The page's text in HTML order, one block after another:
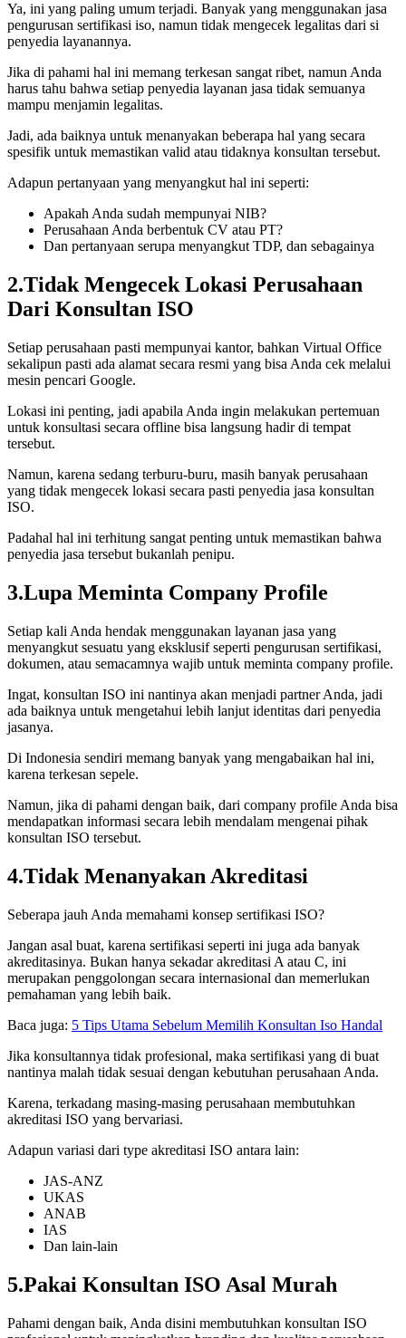
Ya, ini yang paling umum terjadi. Banyak yang menggunakan jasa
pengurusan sertifikasi iso, namun tidak mengecek legalitas dari si
penyedia layanannya.
Jika di pahami hal ini memang terkesan sangat ribet, namun Anda
harus tahu bahwa setiap penyedia layanan jasa tidak semuanya
mampu menjamin legalitas.
Jadi, ada baiknya untuk menanyakan beberapa hal yang secara
spesifik untuk memastikan valid atau tidaknya konsultan tersebut.
Adapun pertanyaan yang menyangkut hal ini seperti:
Apakah Anda sudah mempunyai NIB?
Perusahaan Anda berbentuk CV atau PT?
Dan pertanyaan serupa menyangkut TDP, dan sebagainya
2.Tidak Mengecek Lokasi Perusahaan
Dari Konsultan ISO
Setiap perusahaan pasti mempunyai kantor, bahkan Virtual Office
sekalipun pasti ada alamat secara resmi yang bisa Anda cek melalui
mesin pencari Google.
Lokasi ini penting, jadi apabila Anda ingin melakukan pertemuan
untuk konsultasi secara offline bisa langsung hadir di tempat
tersebut.
Namun, karena sedang terburu-buru, masih banyak perusahaan
yang tidak mengecek lokasi secara pasti penyedia jasa konsultan
ISO.
Padahal hal ini terhitung sangat penting untuk memastikan bahwa
penyedia jasa tersebut bukanlah penipu.
3.Lupa Meminta Company Profile
Setiap kali Anda hendak menggunakan layanan jasa yang
menyangkut sesuatu yang eksklusif seperti pengurusan sertifikasi,
dokumen, atau semacamnya wajib untuk meminta company profile.
Ingat, konsultan ISO ini nantinya akan menjadi partner Anda, jadi
ada baiknya untuk mengetahui lebih lanjut identitas dari penyedia
jasanya.
Di Indonesia sendiri memang banyak yang mengabaikan hal ini,
karena terkesan sepele.
Namun, jika di pahami dengan baik, dari company profile Anda bisa
mendapatkan informasi secara lebih mendalam mengenai pihak
konsultan ISO tersebut.
4.Tidak Menanyakan Akreditasi
Seberapa jauh Anda memahami konsep sertifikasi ISO?
Jangan asal buat, karena sertifikasi seperti ini juga ada banyak
akreditasinya. Bukan hanya sekadar akreditasi A atau C, ini
merupakan penggolongan secara internasional dan memerlukan
pemahaman yang lebih baik.
Baca juga: 5 Tips Utama Sebelum Memilih Konsultan Iso Handal
Jika konsultannya tidak profesional, maka sertifikasi yang di buat
nantinya malah tidak sesuai dengan kebutuhan perusahaan Anda.
Karena, terkadang masing-masing perusahaan membutuhkan
akreditasi ISO yang bervariasi.
Adapun variasi dari type akreditasi ISO antara lain:
JAS-ANZ
UKAS
ANAB
IAS
Dan lain-lain
5.Pakai Konsultan ISO Asal Murah
Pahami dengan baik, Anda disini membutuhkan konsultan ISO